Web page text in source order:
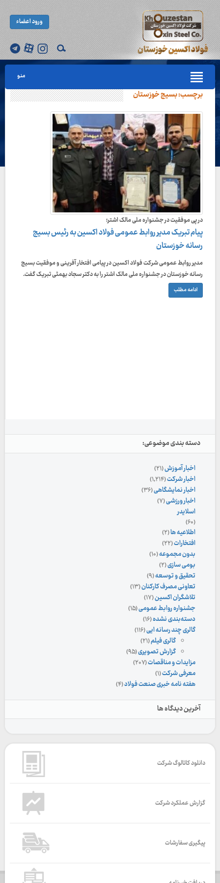
ورود اعضاء
منو
برچسب:بسیج خوزستان
در پی موفقیت در جشنواره ملی مالک اشتر؛
پیام تبریک مدیر روابط عمومی فولاد اکسین به رئیس بسیج
رسانه خوزستان
مدیر روابط عمومی شرکت فولاد اکسین در پیامی افتخار آفرینی و موفقیت بسیج
رسانه خوزستان در جشنواره ملی مالک اشتر را به دکتر سجاد بهمئی تبریک گفت.
ادامه مطلب
دسته بندی موضوعی:
اخبار آموزش(۲۱)
اخبار شرکت(۱,۲۱۴)
اخبار نمایشگاهی(۳۶)
اخبار ورزشی(۷)
اسلایدر
(۶۰)
اطلاعیه ها(۲)
افتخارات(۲۲)
بدون مجموعه(۱۰)
بومی سازی(۲)
تحقیق و توسعه(۹)
تعاونی مصرف کارکنان(۱۳)
تلاشگران اکسین(۱۷)
جشنواره روابط عمومی(۱۵)
دسته‌بندی نشده(۱۶)
گالری چند رسانه ایی(۱۱۶)
گالری فیلم(۲۱)
گزارش تصویری(۹۵)
مزایدات و مناقصات(۲۰۷)
معرفی شرکت(۱)
هفته نامه خبری صنعت فولاد(۴)
آخرین دیدگاه ها
دانلود کاتالوگ شرکت
گزارش عملکرد شرکت
پیگیری سفارشات